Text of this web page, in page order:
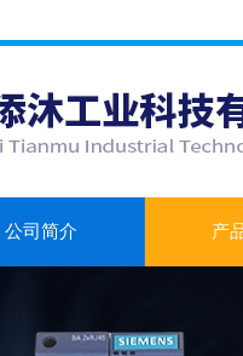
公司简介 产